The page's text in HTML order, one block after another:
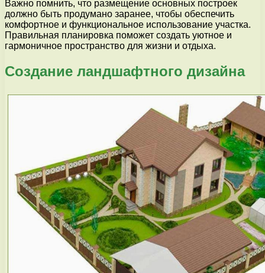
Важно помнить, что размещение основных построек
должно быть продумано заранее, чтобы обеспечить
комфортное и функциональное использование участка.
Правильная планировка поможет создать уютное и
гармоничное пространство для жизни и отдыха.
Создание ландшафтного дизайна